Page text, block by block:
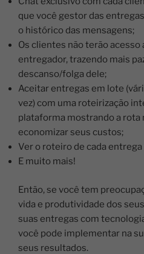
que você gestor das
o histórico das mensagens;
Os clientes não terão acesso
entregador, trazendo mais
descanso/folga dele;
Aceitar entregas em lote
vez) com uma roteirização
plataforma mostrando a rota
economizar seus custos;
Ver o roteiro de cada entrega
E muito mais!
Então, se você tem
vida e produtividade dos
suas entregas com
você pode implementar na
seus resultados.